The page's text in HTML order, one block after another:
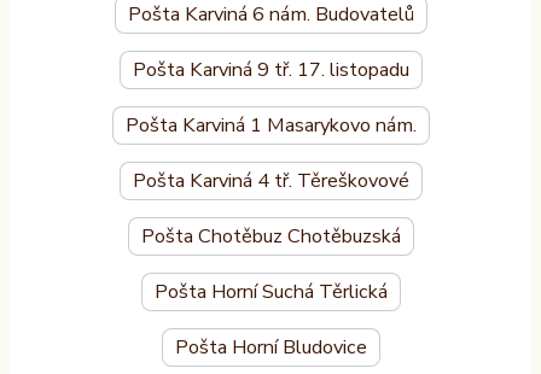
Pošta Karviná 6 nám. Budovatelů
Pošta Karviná 9 tř. 17. listopadu
Pošta Karviná 1 Masarykovo nám.
Pošta Karviná 4 tř. Těreškovové
Pošta Chotěbuz Chotěbuzská
Pošta Horní Suchá Těrlická
Pošta Horní Bludovice